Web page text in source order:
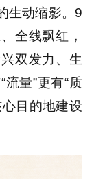
生动缩影。9
全线飘红，
双发力、生
量”更有“质
目的地建设